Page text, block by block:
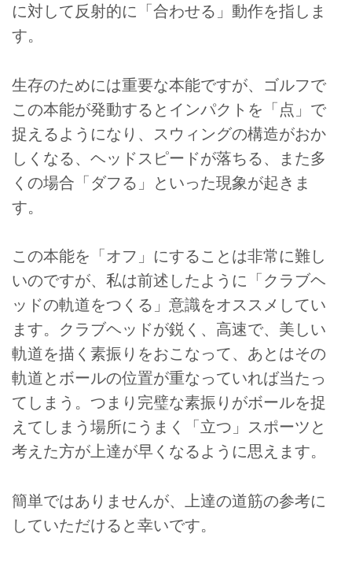
に対して反射的に「合わせる」動作を指しま
す。
生存のためには重要な本能ですが、ゴルフで
この本能が発動するとインパクトを「点」で
捉えるようになり、スウィングの構造がおか
しくなる、ヘッドスピードが落ちる、また多
くの場合「ダフる」といった現象が起きま
す。
この本能を「オフ」にすることは非常に難し
いのですが、私は前述したように「クラブヘ
ッドの軌道をつくる」意識をオススメしてい
ます。クラブヘッドが鋭く、高速で、美しい
軌道を描く素振りをおこなって、あとはその
軌道とボールの位置が重なっていれば当たっ
てしまう。つまり完璧な素振りがボールを捉
えてしまう場所にうまく「立つ」スポーツと
考えた方が上達が早くなるように思えます。
簡単ではありませんが、上達の道筋の参考に
していただけると幸いです。